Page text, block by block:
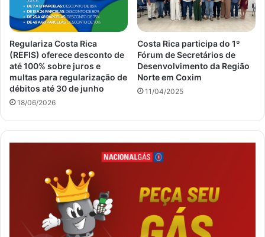
Regulariza Costa Rica
(REFIS) oferece desconto de
até 100% sobre juros e
multas para regularização de
débitos até 30 de junho
18/06/2026
Costa Rica participa do 1º
Fórum de Secretários de
Desenvolvimento da Região
Norte em Coxim
11/04/2025